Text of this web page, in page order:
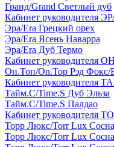
Гранд/Grand Светлый дуб
Кабинет руководителя
Эра/Era Грецкий орех
Эра/Era Ясень Наварра
Эра/Era Дуб Термо
Кабинет руководителя
Он.Топ/On.Top Рэд Фокс/
Кабинет руководителя
Тайм.С/Time.S Дуб Эльза
Тайм.С/Time.S Палдао
Кабинет руководителя
Торр Люкс/Torr Lux
Торр Люкс/Torr Lux